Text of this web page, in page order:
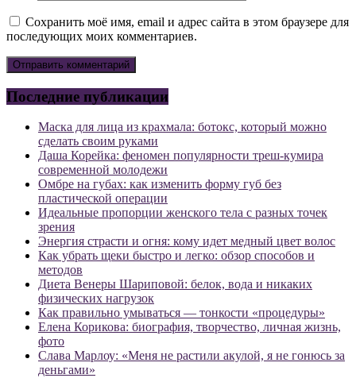
Сохранить моё имя, email и адрес сайта в этом браузере для
последующих моих комментариев.
Последние публикации
Маска для лица из крахмала: ботокс, который можно
сделать своим руками
Даша Корейка: феномен популярности треш-кумира
современной молодежи
Омбре на губах: как изменить форму губ без
пластической операции
Идеальные пропорции женского тела с разных точек
зрения
Энергия страсти и огня: кому идет медный цвет волос
Как убрать щеки быстро и легко: обзор способов и
методов
Диета Венеры Шариповой: белок, вода и никаких
физических нагрузок
Как правильно умываться — тонкости «процедуры»
Елена Корикова: биография, творчество, личная жизнь,
фото
Слава Марлоу: «Меня не растили акулой, я не гонюсь за
деньгами»